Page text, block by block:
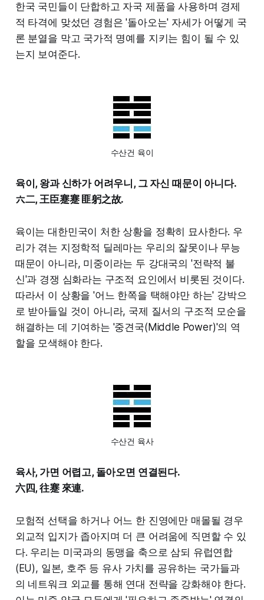
한국 국민들이 단합하고 자국 제품을 사용하며 경제
적 타격에 맞섰던 경험은 '돌아오는' 자세가 어떻게 국
론 분열을 막고 국가적 명예를 지키는 힘이 될 수 있
는지 보여준다.
수산건 육이
육이, 왕과 신하가 어려우니, 그 자신 때문이 아니다.
六二, 王臣蹇蹇 匪躬之故.
육이는 대한민국이 처한 상황을 정확히 묘사한다. 우
리가 겪는 지정학적 딜레마는 우리의 잘못이나 무능
때문이 아니라, 미중이라는 두 강대국의 '전략적 불
신'과 경쟁 심화라는 구조적 요인에서 비롯된 것이다.
따라서 이 상황을 '어느 한쪽을 택해야만 하는' 강박으
로 받아들일 것이 아니라, 국제 질서의 구조적 모순을
해결하는 데 기여하는 '중견국(Middle Power)'의 역
할을 모색해야 한다.
수산건 육사
육사, 가면 어렵고, 돌아오면 연결된다.
六四, 往蹇 來連.
모험적 선택을 하거나 어느 한 진영에만 매몰될 경우
외교적 입지가 좁아지며 더 큰 어려움에 직면할 수 있
다. 우리는 미국과의 동맹을 축으로 삼되 유럽연합
(EU), 일본, 호주 등 유사 가치를 공유하는 국가들과
의 네트워크 외교를 통해 연대 전략을 강화해야 한다.